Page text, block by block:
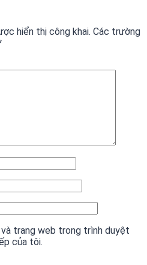
hiển thị công khai. Các trường
trang web trong trình duyệt
của tôi.